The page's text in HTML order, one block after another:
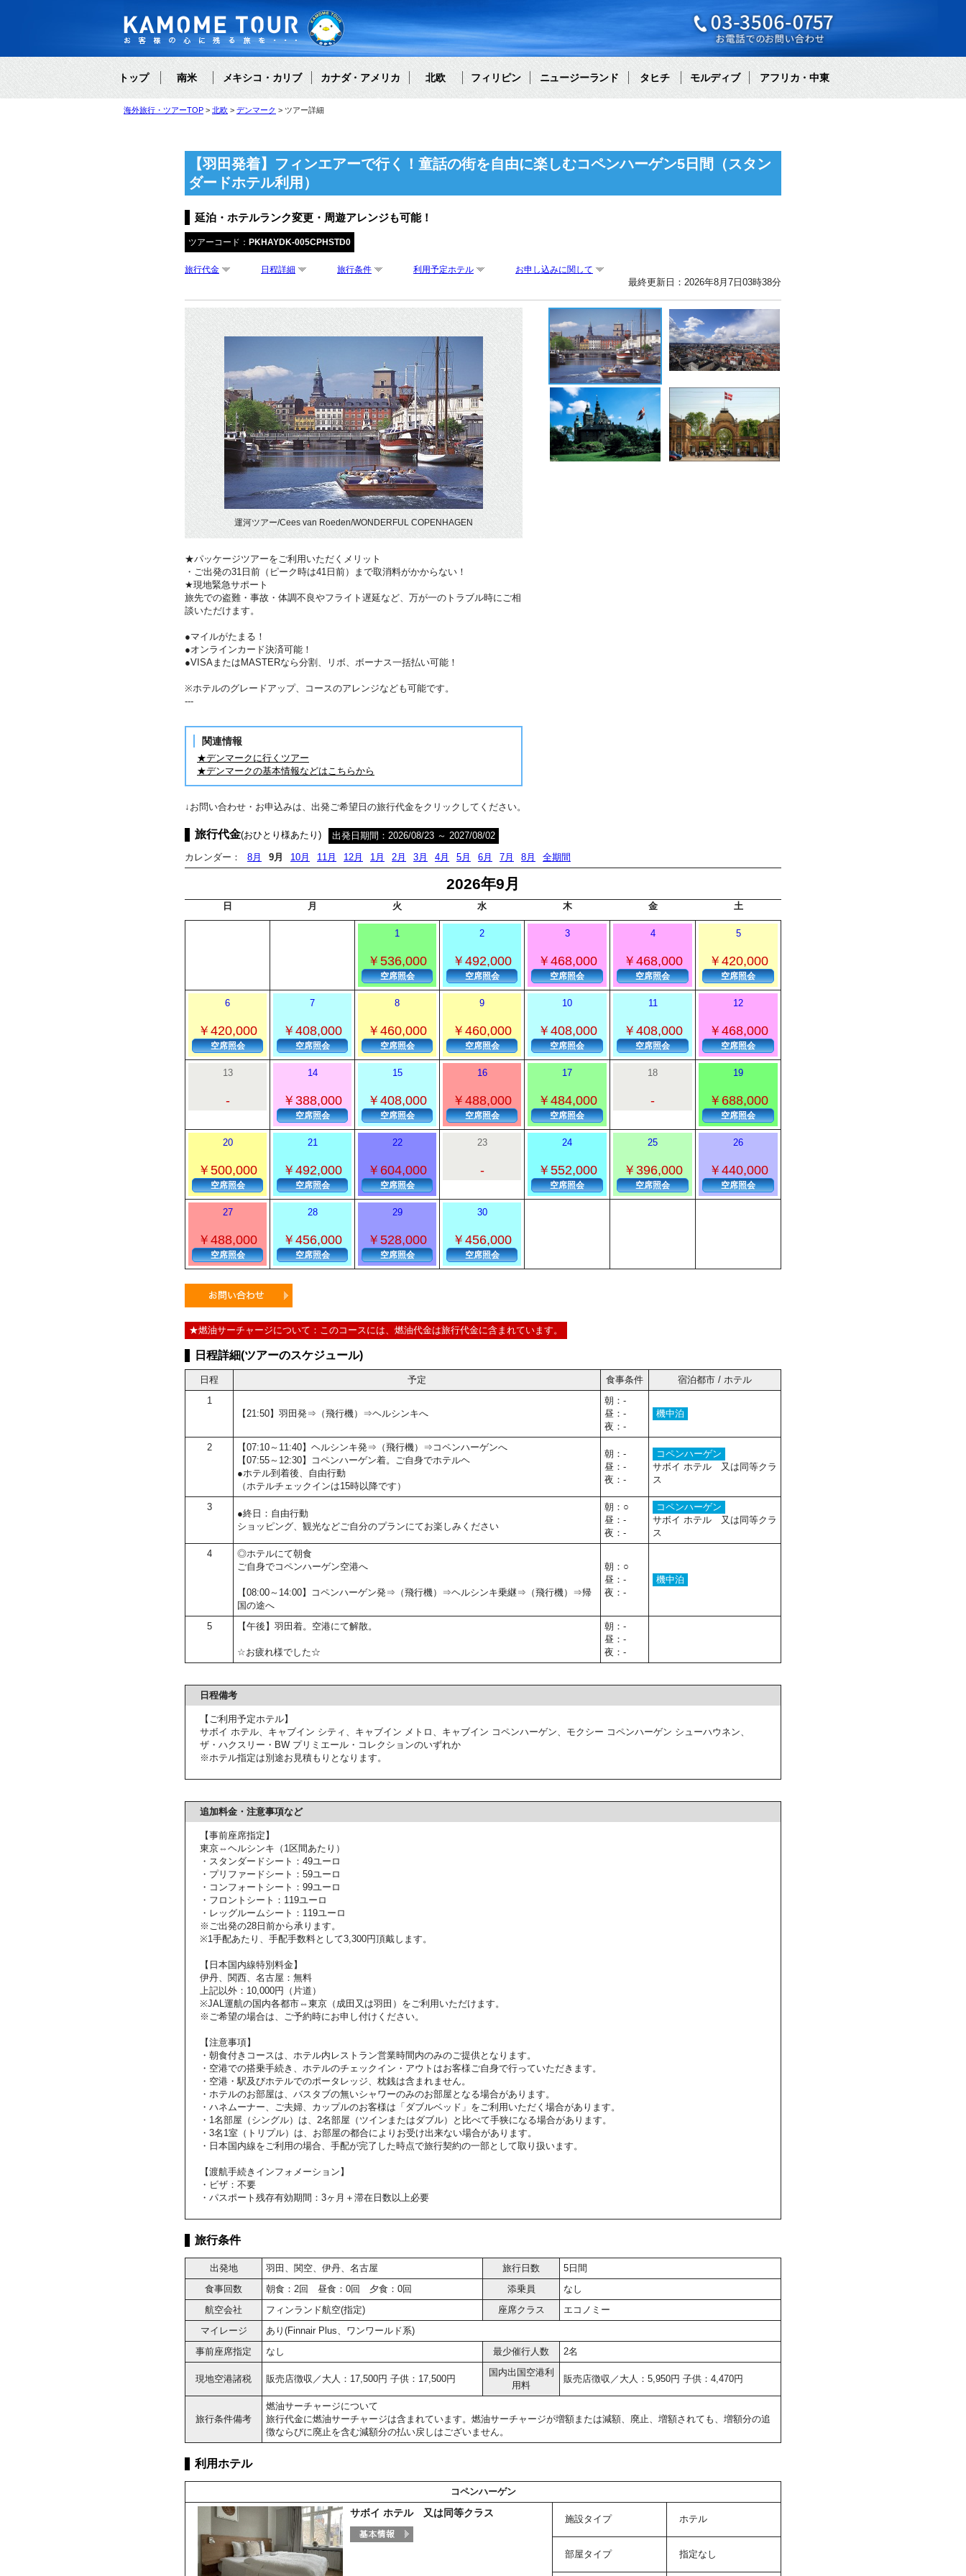
トップ 南米 メキシコ・カリブ カナダ・アメリカ 北欧 フィリピン ニュージーランド タヒチ モルディブ アフリカ・中東
海外旅行・ツアーTOP 北欧 デンマーク ツアー詳細
【羽田発着】フィンエアーで行く！童話の街を自由に楽しむコペンハーゲン5日間（スタン
ダードホテル利用）
延泊・ホテルランク変更・周遊アレンジも可能！
ツアーコード： PKHAYDK-005CPHSTD0
旅行代金 日程詳細 旅行条件 利用予定ホテル お申し込みに関して
最終更新日：2026年8月7日03時38分
運河ツアー/Cees van Roeden/WONDERFUL COPENHAGEN
★パッケージツアーをご利用いただくメリット
・ご出発の31日前（ピーク時は41日前）まで取消料がかからない！
★現地緊急サポート
旅先での盗難・事故・体調不良やフライト遅延など、万が一のトラブル時にご相
談いただけます。
●マイルがたまる！
●オンラインカード決済可能！
●VISAまたはMASTERなら分割、リボ、ボーナス一括払い可能！
※ホテルのグレードアップ、コースのアレンジなども可能です。
---
関連情報
★デンマークに行くツアー
★デンマークの基本情報などはこちらから
↓お問い合わせ・お申込みは、出発ご希望日の旅行代金をクリックしてください。
旅行代金(おひとり様あたり)
出発日期間：2026/08/23 ～ 2027/08/02
カレンダー：
8月 9月 10月 11月 12月 1月 2月 3月 4月 5月 6月 7月 8月 全期間
2026年9月
日 月 火 水 木 金 土
1
￥536,000
空席照会
2
￥492,000
空席照会
3
￥468,000
空席照会
4
￥468,000
空席照会
5
￥420,000
空席照会
6
￥420,000
空席照会
7
￥408,000
空席照会
8
￥460,000
空席照会
9
￥460,000
空席照会
10
￥408,000
空席照会
11
￥408,000
空席照会
12
￥468,000
空席照会
13
-
14
￥388,000
空席照会
15
￥408,000
空席照会
16
￥488,000
空席照会
17
￥484,000
空席照会
18
-
19
￥688,000
空席照会
20
￥500,000
空席照会
21
￥492,000
空席照会
22
￥604,000
空席照会
23
-
24
￥552,000
空席照会
25
￥396,000
空席照会
26
￥440,000
空席照会
27
￥488,000
空席照会
28
￥456,000
空席照会
29
￥528,000
空席照会
30
￥456,000
空席照会
★燃油サーチャージについて：このコースには、燃油代金は旅行代金に含まれています。
日程詳細(ツアーのスケジュール)
日程 予定 食事条件
宿泊都市 / ホテル
1
【21:50】羽田発⇒（飛行機）⇒ヘルシンキへ
朝：-
昼：-
夜：-
機中泊
2
【07:10～11:40】ヘルシンキ発⇒（飛行機）⇒コペンハーゲンへ
【07:55～12:30】コペンハーゲン着。ご自身でホテルヘ
●ホテル到着後、自由行動
（ホテルチェックインは15時以降です）
朝：-
昼：-
夜：-
コペンハーゲン
サボイ ホテル 又は同等クラ
ス
3
●終日：自由行動
ショッピング、観光などご自分のプランにてお楽しみください
朝：○
昼：-
夜：-
コペンハーゲン
サボイ ホテル 又は同等クラ
ス
4
◎ホテルにて朝食
ご自身でコペンハーゲン空港へ
【08:00～14:00】コペンハーゲン発⇒（飛行機）⇒ヘルシンキ乗継⇒（飛行機）⇒帰
国の途へ
朝：○
昼：-
夜：-
機中泊
5 【午後】羽田着。空港にて解散。
☆お疲れ様でした☆
朝：-
昼：-
夜：-
日程備考
【ご利用予定ホテル】
サボイ ホテル、キャブイン シティ、キャブイン メトロ、キャブイン コペンハーゲン、モクシー コペンハーゲン シューハウネン、
ザ・ハクスリー・BW プリミエール・コレクションのいずれか
※ホテル指定は別途お見積もりとなります。
追加料金・注意事項など
【事前座席指定】
東京⇔ヘルシンキ（1区間あたり）
・スタンダードシート：49ユーロ
・プリファードシート：59ユーロ
・コンフォートシート：99ユーロ
・フロントシート：119ユーロ
・レッグルームシート：119ユーロ
※ご出発の28日前から承ります。
※1手配あたり、手配手数料として3,300円頂戴します。
【日本国内線特別料金】
伊丹、関西、名古屋：無料
上記以外：10,000円（片道）
※JAL運航の国内各都市⇔東京（成田又は羽田）をご利用いただけます。
※ご希望の場合は、ご予約時にお申し付けください。
【注意事項】
・朝食付きコースは、ホテル内レストラン営業時間内のみのご提供となります。
・空港での搭乗手続き、ホテルのチェックイン・アウトはお客様ご自身で行っていただきます。
・空港・駅及びホテルでのポータレッジ、枕銭は含まれません。
・ホテルのお部屋は、バスタブの無いシャワーのみのお部屋となる場合があります。
・ハネムーナー、ご夫婦、カップルのお客様は「ダブルベッド」をご利用いただく場合があります。
・1名部屋（シングル）は、2名部屋（ツインまたはダブル）と比べて手狭になる場合があります。
・3名1室（トリプル）は、お部屋の都合によりお受け出来ない場合があります。
・日本国内線をご利用の場合、手配が完了した時点で旅行契約の一部として取り扱います。
【渡航手続きインフォメーション】
・ビザ：不要
・パスポート残存有効期間：3ヶ月＋滞在日数以上必要
旅行条件
出発地 羽田、関空、伊丹、名古屋 旅行日数
5日間
食事回数
朝食：2回 昼食：0回 夕食：0回 添乗員
なし
航空会社
フィンランド航空(指定) 座席クラス
エコノミー
マイレージ
あり(Finnair Plus、ワンワールド系)
事前座席指定
なし 最少催行人数 2名
現地空港諸税 販売店徴収／大人：17,500円 子供：17,500円
国内出国空港利
用料
販売店徴収／大人：5,950円 子供：4,470円
旅行条件備考
燃油サーチャージについて
旅行代金に燃油サーチャージは含まれています。燃油サーチャージが増額または減額、廃止、増額されても、増額分の追
徴ならびに廃止を含む減額分の払い戻しはございません。
利用ホテル
コペンハーゲン
サボイ ホテル 又は同等クラス
施設タイプ ホテル
部屋タイプ 指定なし